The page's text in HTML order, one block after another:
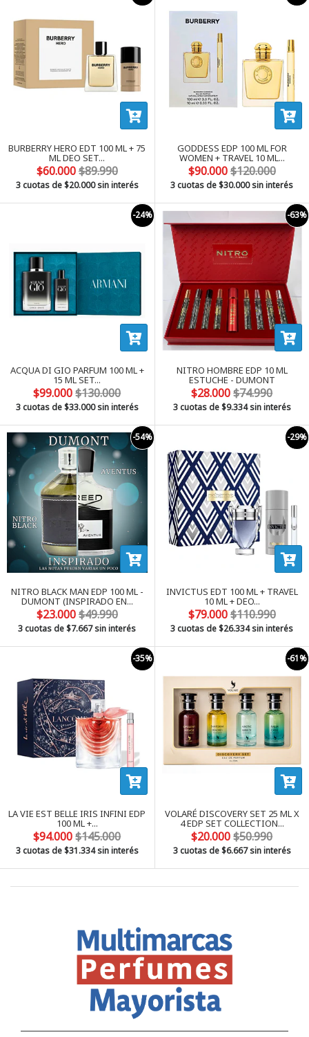
BURBERRY HERO EDT 100 ML + 75
ML DEO SET...
$60.000$89.990
3 cuotas de$20.000sin interés
GODDESS EDP 100 ML FOR
WOMEN + TRAVEL 10 ML...
$90.000$120.000
3 cuotas de$30.000sin interés
-24%
ACQUA DI GIO PARFUM 100 ML +
15 ML SET...
$99.000$130.000
3 cuotas de$33.000sin interés
-63%
NITRO HOMBRE EDP 10 ML
ESTUCHE - DUMONT
$28.000$74.990
3 cuotas de$9.334sin interés
-54%
NITRO BLACK MAN EDP 100 ML -
DUMONT (INSPIRADO EN...
$23.000$49.990
3 cuotas de$7.667sin interés
-29%
INVICTUS EDT 100 ML + TRAVEL
10 ML + DEO...
$79.000$110.990
3 cuotas de$26.334sin interés
-35%
LA VIE EST BELLE IRIS INFINI EDP
100 ML +...
$94.000$145.000
3 cuotas de$31.334sin interés
-61%
VOLARÉ DISCOVERY SET 25 ML X
4 EDP SET COLLECTION...
$20.000$50.990
3 cuotas de$6.667sin interés